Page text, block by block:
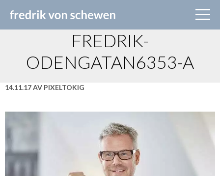
FREDRIK-
ODENGATAN6353-A
14.11.17 AV PIXELTOKIG